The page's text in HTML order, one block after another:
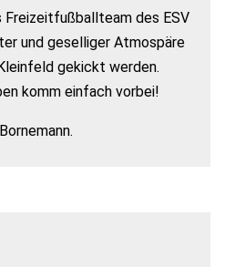
des ESV
und geselliger Atmospäre
gekickt werden.
komm einfach vorbei!